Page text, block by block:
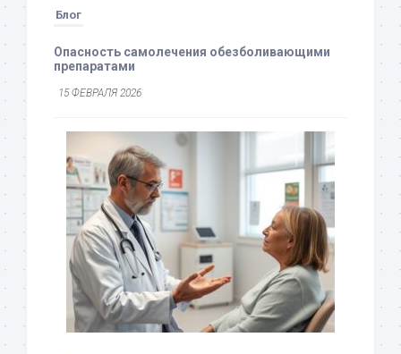
Блог
Опасность самолечения обезболивающими
препаратами
15 ФЕВРАЛЯ 2026